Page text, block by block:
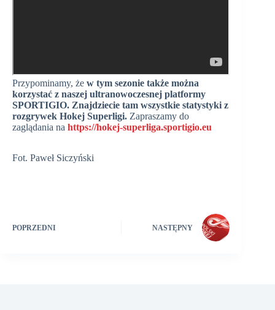
Przypominamy, że w tym sezonie także można
korzystać z naszej ultranowoczesnej platformy
SPORTIGIO. Znajdziecie tam wszystkie statystyki z
rozgrywek Hokej Superligi. Zapraszamy do
zaglądania na https://hokej-superliga.sportigio.eu
Fot. Paweł Siczyński
POPRZEDNI NASTĘPNY